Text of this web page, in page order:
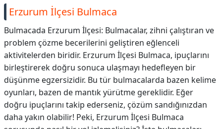
Erzurum İlçesi Bulmaca
Bulmacada Erzurum İlçesi: Bulmacalar, zihni çalıştıran ve
problem çözme becerilerini geliştiren eğlenceli
aktivitelerden biridir. Erzurum İlçesi Bulmaca, ipuçlarını
birleştirerek doğru sonuca ulaşmayı hedefleyen bir
düşünme egzersizidir. Bu tür bulmacalarda bazen kelime
oyunları, bazen de mantık yürütme gereklidir. Eğer
doğru ipuçlarını takip ederseniz, çözüm sandığınızdan
daha yakın olabilir! Peki, Erzurum İlçesi Bulmaca